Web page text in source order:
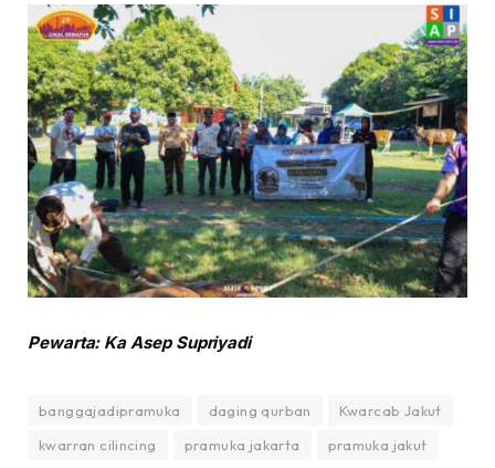
Pewarta: Ka Asep Supriyadi
banggajadipramuka daging qurban
Kwarcab Jakut
kwarran cilincing
pramuka jakarta pramuka jakut